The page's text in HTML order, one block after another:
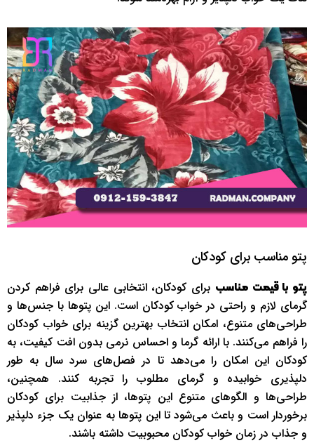
پتو مناسب برای کودکان
پتو با قیمت مناسب برای کودکان، انتخابی عالی برای فراهم کردن
گرمای لازم و راحتی در خواب کودکان است. این پتوها با جنس‌ها و
طراحی‌های متنوع، امکان انتخاب بهترین گزینه برای خواب کودکان
را فراهم می‌کنند. با ارائه گرما و احساس نرمی بدون افت کیفیت، به
کودکان این امکان را می‌دهد تا در فصل‌های سرد سال به طور
دلپذیری خوابیده و گرمای مطلوب را تجربه کنند. همچنین،
طراحی‌ها و الگوهای متنوع این پتوها، از جذابیت برای کودکان
برخوردار است و باعث می‌شود تا این پتوها به عنوان یک جزء دلپذیر
و جذاب در زمان خواب کودکان محبوبیت داشته باشند.